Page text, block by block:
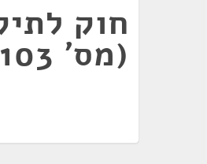
חוק
(מס' 103), התשע"ב-2012